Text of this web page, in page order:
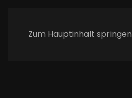
Zum Hauptinhalt springen